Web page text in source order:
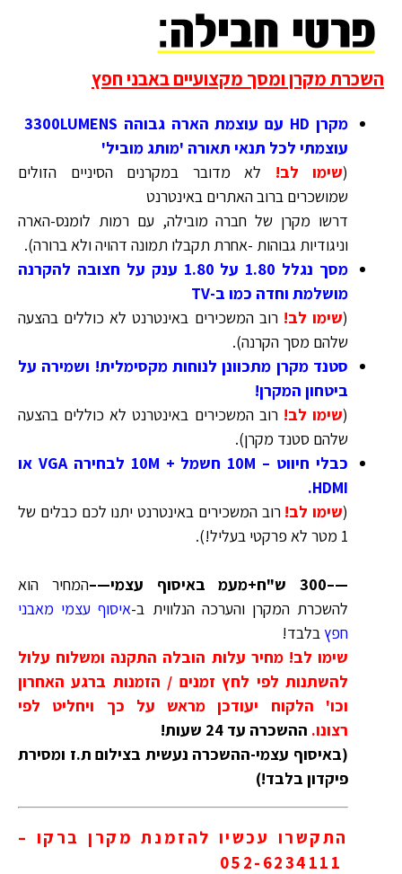
השכרת מקרן ומסך מקצועיים באבני חפץ
עוצמתי לכל תנאי תאורה 'מותג מוביל'
(שימו לב!
לא מדובר במקרנים הסיניים הזולים
שמושכרים ברוב האתרים באינטרנט
דרשו מקרן של חברה מובילה, עם רמות לומנס-הארה
וניגודיות גבוהות -אחרת תקבלו תמונה דהויה ולא ברורה).
מסך נגלל 1.80 על 1.80 ענק על חצובה להקרנה
מושלמת וחדה כמו ב-TV
(שימו לב! רוב המשכירים באינטרנט לא כוללים בהצעה
שלהם מסך הקרנה)
.
סטנד מקרן מתכוונן לנוחות מקסימלית! ושמירה על
ביטחון המקרן!
(שימו לב! רוב המשכירים באינטרנט לא כוללים בהצעה
שלהם סטנד מקרן)
.
כבלי חיווט – 10M חשמל + 10M לבחירה VGA או
HDMI.
(שימו לב! רוב המשכירים באינטרנט יתנו לכם כבלים של
1 מטר לא פרקטי בעליל!
)
.
—–300 ש"ח+מעמ באיסוף עצמי—–
המחיר הוא
להשכרת המקרן והערכה הנלווית ב-איסוף עצמי מאבני
חפץ בלבד!
שימו לב! מחיר עלות הובלה התקנה ומשלוח עלול
להשתנות לפי לחץ זמנים / הזמנות ברגע האחרון
וכו' הלקוח יעודכן מראש על כך ויחליט לפי
רצונו. ההשכרה עד 24 שעות!
(באיסוף עצמי-ההשכרה נעשית בצילום ת.ז ומסירת
פיקדון בלבד!)
התקשרו עכשיו להזמנת מקרן ברקו –
052-6234111